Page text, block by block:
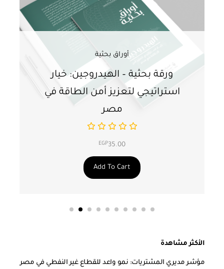
أوراق بحثية
ورقة بحثية – الهيدروجين: خيار
استراتيجي لتعزيز أمن الطاقة في
مصر
EGP35.00
Add To Cart
الأكثر مشاهدة
مؤشر مديري المشتريات: نمو واعد للقطاع غير النفطي في مصر